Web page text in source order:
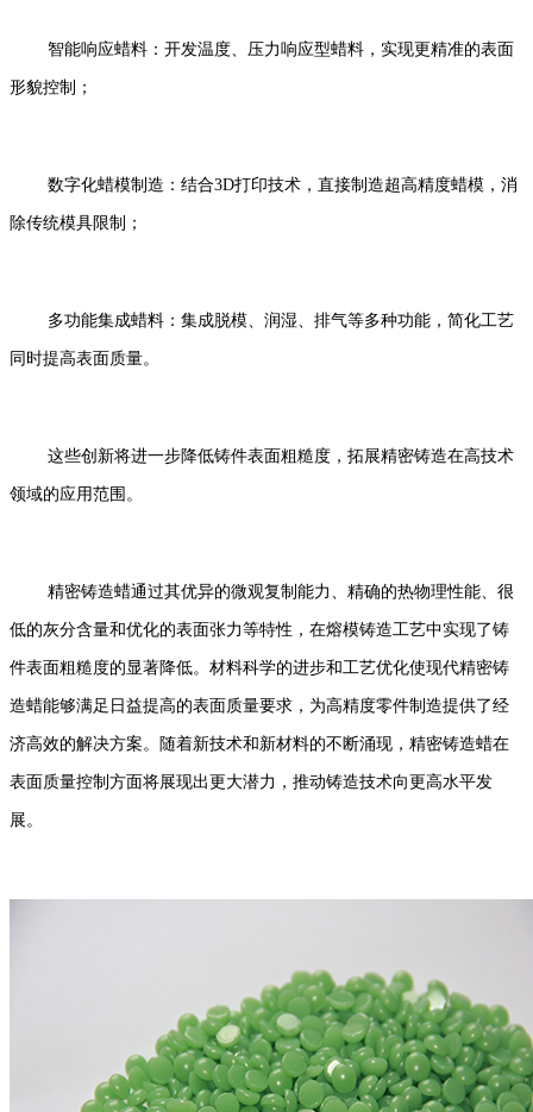
智能响应蜡料：开发温度、压力响应型蜡料，实现更精准的表面
形貌控制；
数字化蜡模制造：结合3D打印技术，直接制造超高精度蜡模，消
除传统模具限制；
多功能集成蜡料：集成脱模、润湿、排气等多种功能，简化工艺
同时提高表面质量。
这些创新将进一步降低铸件表面粗糙度，拓展精密铸造在高技术
领域的应用范围。
精密铸造蜡通过其优异的微观复制能力、精确的热物理性能、很
低的灰分含量和优化的表面张力等特性，在熔模铸造工艺中实现了铸
件表面粗糙度的显著降低。材料科学的进步和工艺优化使现代精密铸
造蜡能够满足日益提高的表面质量要求，为高精度零件制造提供了经
济高效的解决方案。随着新技术和新材料的不断涌现，精密铸造蜡在
表面质量控制方面将展现出更大潜力，推动铸造技术向更高水平发
展。